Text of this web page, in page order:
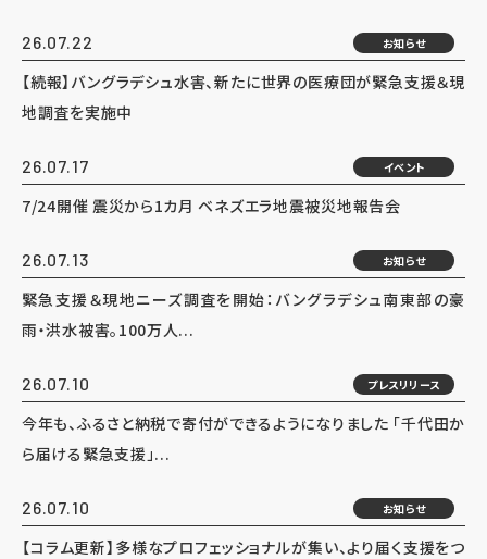
26.07.22 お知らせ
【続報】バングラデシュ水害、新たに世界の医療団が緊急支援＆現
地調査を実施中
26.07.17 イベント
7/24開催 震災から1カ月 ベネズエラ地震被災地報告会
26.07.13 お知らせ
緊急支援＆現地ニーズ調査を開始：バングラデシュ南東部の豪
雨・洪水被害。100万人...
26.07.10 プレスリリース
今年も、ふるさと納税で寄付ができるようになりました 「千代田か
ら届ける緊急支援」...
26.07.10 お知らせ
【コラム更新】多様なプロフェッショナルが集い、より届く支援をつ